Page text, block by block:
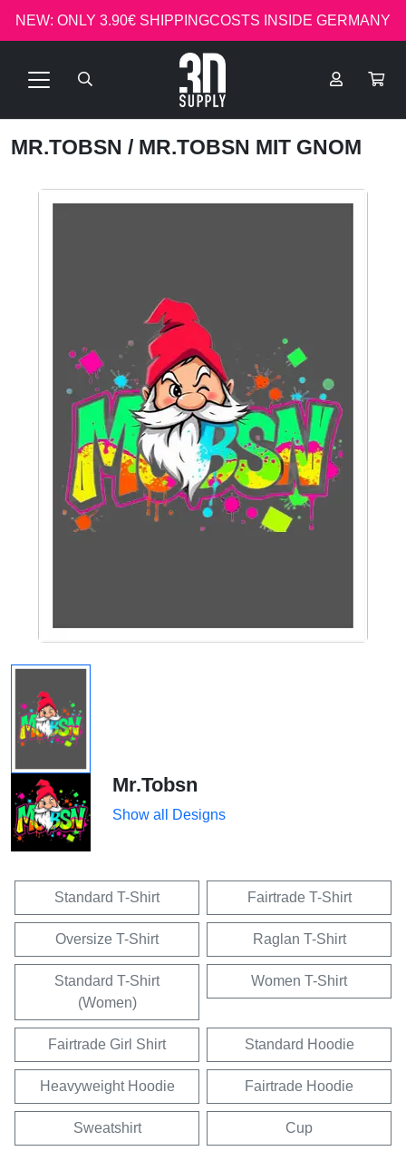
NEW: ONLY 3.90€ SHIPPINGCOSTS INSIDE GERMANY
MR.TOBSN / MR.TOBSN MIT GNOM
Mr.Tobsn
Show all Designs
Standard T-Shirt Fairtrade T-Shirt
Oversize T-Shirt Raglan T-Shirt
Standard T-Shirt
(Women)
Women T-Shirt
Fairtrade Girl Shirt Standard Hoodie
Heavyweight Hoodie Fairtrade Hoodie
Sweatshirt Cup